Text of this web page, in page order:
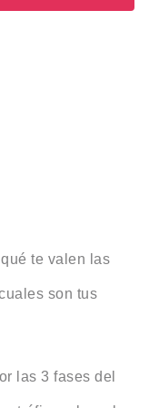
te valen las
son tus
las 3 fases del